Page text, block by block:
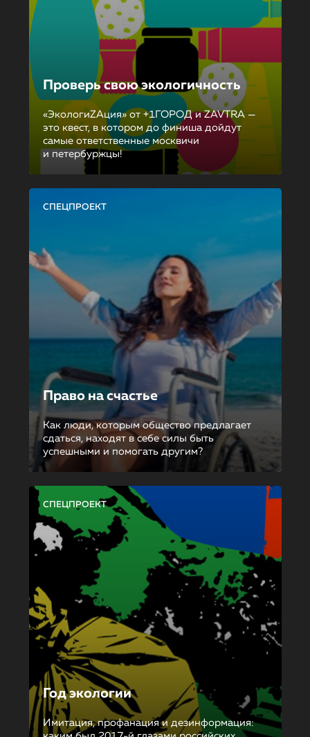
Проверь свою экологичность
«ЭкологиZAция» от +1ГОРОД и ZAVTRA —
это квест, в котором до финиша дойдут
самые ответственные москвичи
и петербуржцы!
СПЕЦПРОЕКТ
Право на счастье
Как люди, которым общество предлагает
сдаться, находят в себе силы быть
успешными и помогать другим?
СПЕЦПРОЕКТ
Год экологии
Имитация, профанация и дезинформация: